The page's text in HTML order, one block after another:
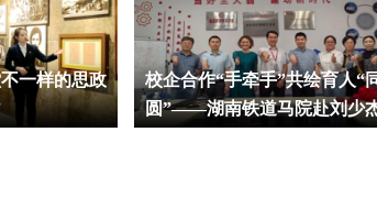
一样的思政
校企合作“手牵手”共绘育人“
圆”——湖南铁道马院赴刘少